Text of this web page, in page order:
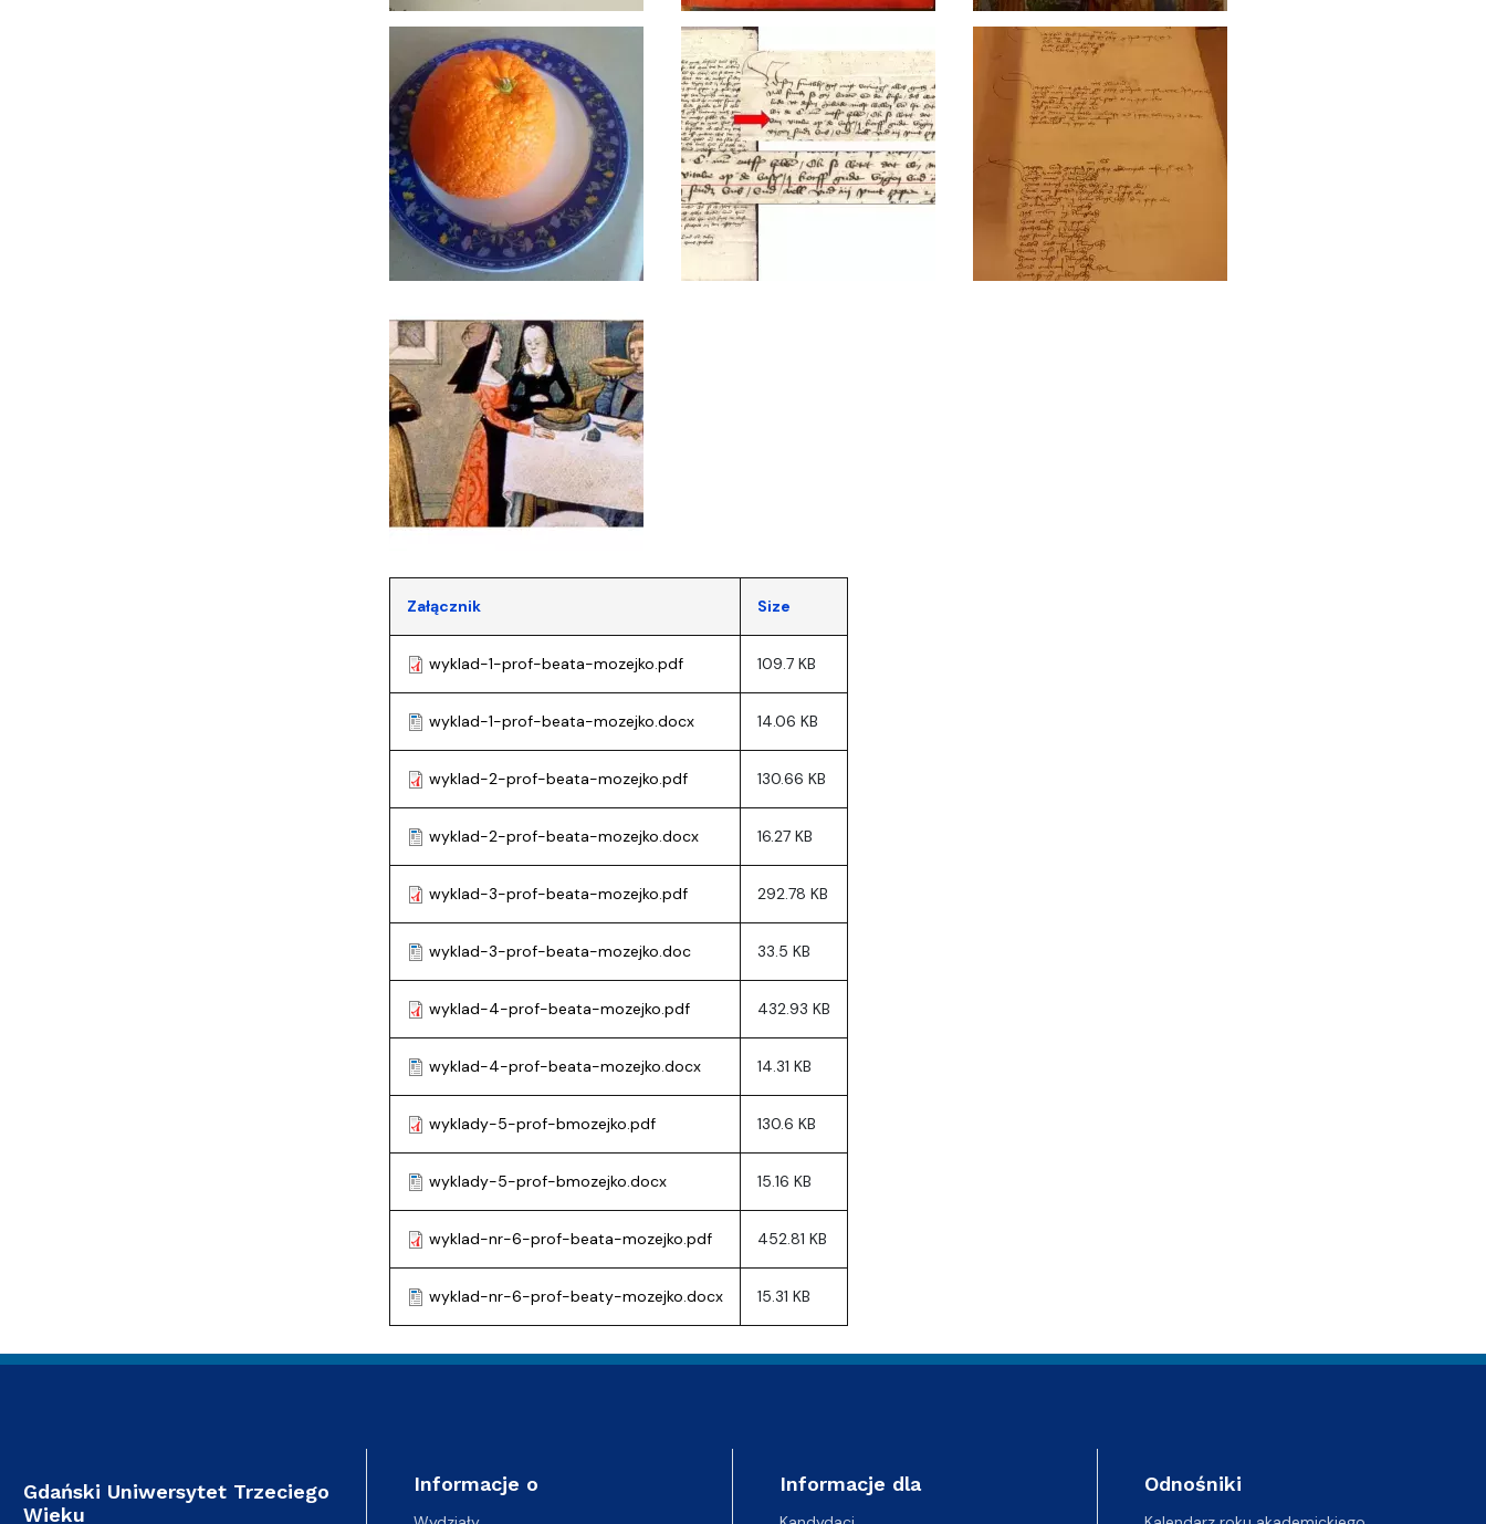
Załącznik Size
wyklad-1-prof-beata-mozejko.pdf 109.7 KB
wyklad-1-prof-beata-mozejko.docx 14.06 KB
wyklad-2-prof-beata-mozejko.pdf 130.66 KB
wyklad-2-prof-beata-mozejko.docx 16.27 KB
wyklad-3-prof-beata-mozejko.pdf 292.78 KB
wyklad-3-prof-beata-mozejko.doc 33.5 KB
wyklad-4-prof-beata-mozejko.pdf 432.93 KB
wyklad-4-prof-beata-mozejko.docx 14.31 KB
wyklady-5-prof-bmozejko.pdf 130.6 KB
wyklady-5-prof-bmozejko.docx 15.16 KB
wyklad-nr-6-prof-beata-mozejko.pdf 452.81 KB
wyklad-nr-6-prof-beaty-mozejko.docx 15.31 KB
Gdański Uniwersytet Trzeciego
Wieku
Informacje o Informacje dla Odnośniki